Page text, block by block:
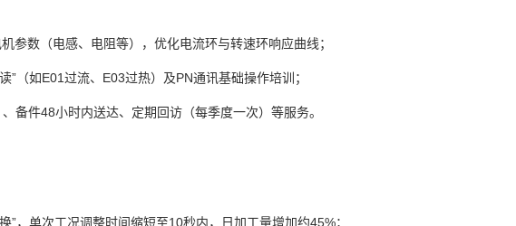
参数（电感、电阻等），优化电流环与转速环响应曲线；
”（如E01过流、E03过热）及PN通讯基础操作培训；
备件48小时内送达、定期回访（每季度一次）等服务。
”，单次工况调整时间缩短至10秒内，日加工量增加约45%；